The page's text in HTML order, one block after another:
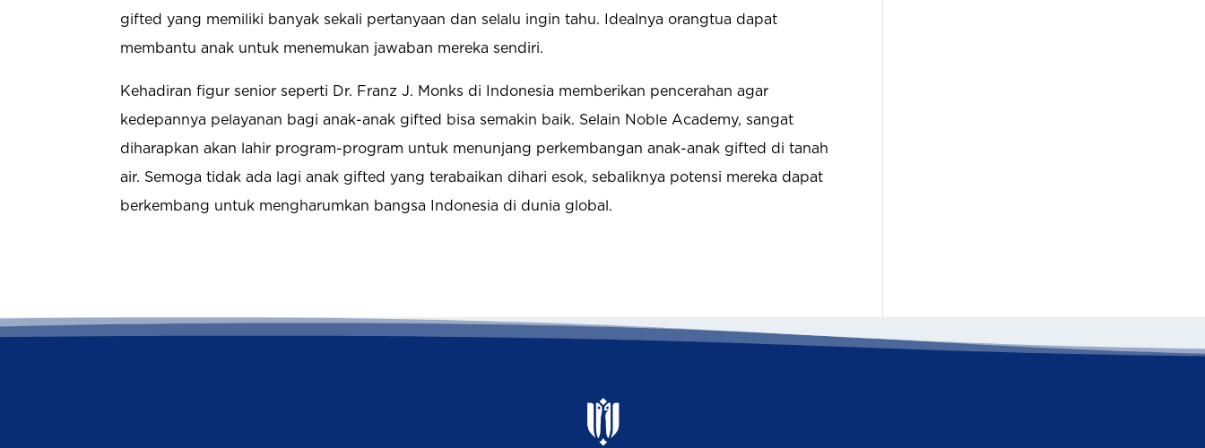
gifted yang memiliki banyak sekali pertanyaan dan selalu ingin tahu. Idealnya orangtua dapat
membantu anak untuk menemukan jawaban mereka sendiri.
Kehadiran figur senior seperti Dr. Franz J. Monks di Indonesia memberikan pencerahan agar
kedepannya pelayanan bagi anak-anak gifted bisa semakin baik. Selain Noble Academy, sangat
diharapkan akan lahir program-program untuk menunjang perkembangan anak-anak gifted di tanah
air. Semoga tidak ada lagi anak gifted yang terabaikan dihari esok, sebaliknya potensi mereka dapat
berkembang untuk mengharumkan bangsa Indonesia di dunia global.